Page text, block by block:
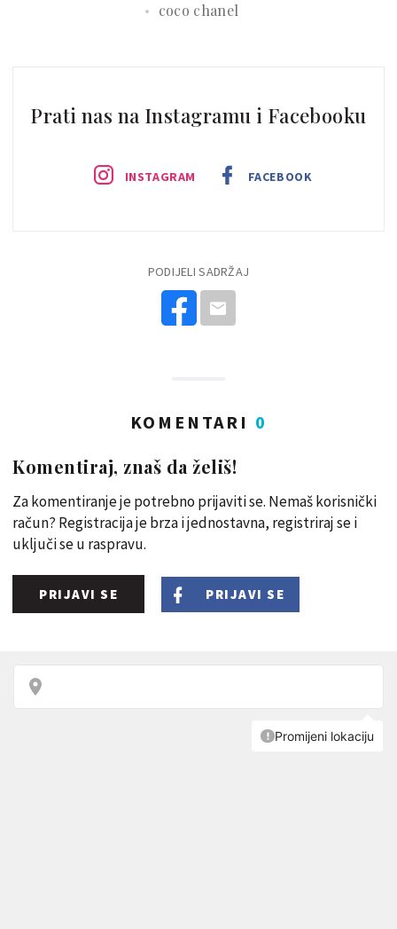
coco chanel
Prati nas na Instagramu i Facebooku
INSTAGRAM FACEBOOK
PODIJELI SADRŽAJ
KOMENTARI 0
Komentiraj, znaš da želiš!
Za komentiranje je potrebno prijaviti se. Nemaš korisnički
račun? Registracija je brza i jednostavna, registriraj se i
uključi se u raspravu.
PRIJAVI SE PRIJAVI SE